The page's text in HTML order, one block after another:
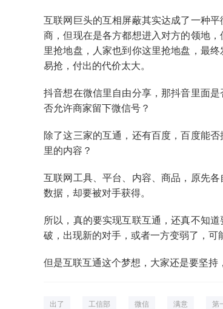
互联网巨头的互相屏蔽其实达成了一种
商，但现在是各方都想进入对方的领地
里抢地盘，人家也到你这里抢地盘，最
易抢，付出的代价太大。
抖音想在微信里自由分享，那抖音里面
否允许商家留下微信号？
除了这三家的互通，还有百度，百度能
里的内容？
互联网工具、平台、内容、商品，原先
数据，却要被对手获得。
所以，真的要实现互联互通，还真不知
破，出现新的对手，或者一方变弱了，可
但是互联互通这个梦想，大家还是要坚持
出了 工信部 微信 满意 第